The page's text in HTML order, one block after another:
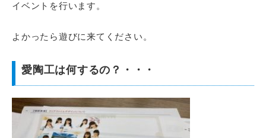
イベントを行います。
よかったら遊びに来てください。
愛陶工は何するの？・・・